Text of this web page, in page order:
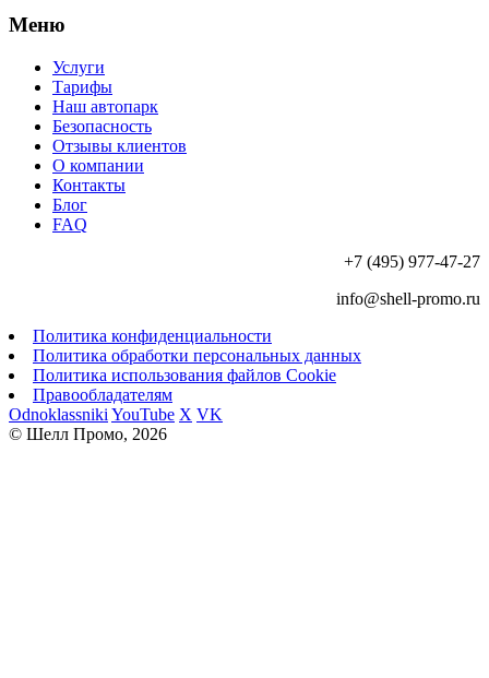
Меню
Услуги
Тарифы
Наш автопарк
Безопасность
Отзывы клиентов
О компании
Контакты
Блог
FAQ
+7 (495) 977-47-27
info@shell-promo.ru
Политика конфиденциальности
Политика обработки персональных данных
Политика использования файлов Cookie
Правообладателям
Odnoklassniki YouTube X VK
© Шелл Промо, 2026